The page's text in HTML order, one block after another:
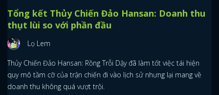
Tổng kết Thủy Chiến Đảo Hansan: Doanh thu
thụt lùi so với phần đầu
Lọ Lem
Thủy Chiến Đảo Hansan: Rồng Trỗi Dậy đã làm tốt việc tái hiện
quy mô tầm cỡ của trận chiến đi vào lịch sử nhưng lại mang về
doanh thu không quá vượt trội.